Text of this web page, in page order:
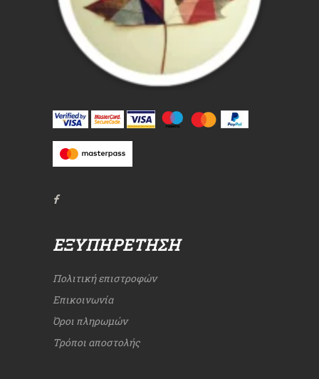
ΕΞΥΠΗΡΈΤΗΣΗ
Πολιτική επιστροφών
Επικοινωνία
Όροι πληρωμών
Τρόποι αποστολής